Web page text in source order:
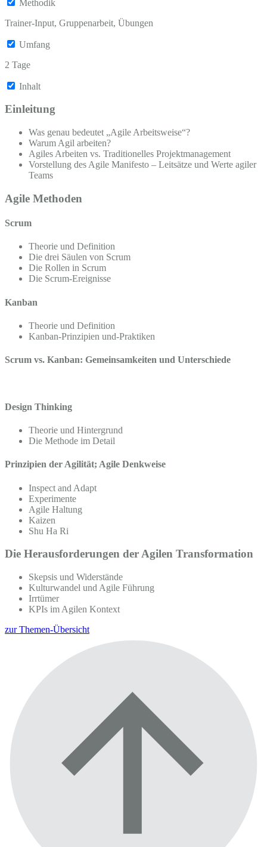
Methodik
Trainer-Input, Gruppenarbeit, Übungen
Umfang
2 Tage
Inhalt
Einleitung
Was genau bedeutet „Agile Arbeitsweise“?
Warum Agil arbeiten?
Agiles Arbeiten vs. Traditionelles Projektmanagement
Vorstellung des Agile Manifesto – Leitsätze und Werte agiler
Teams
Agile Methoden
Scrum
Theorie und Definition
Die drei Säulen von Scrum
Die Rollen in Scrum
Die Scrum-Ereignisse
Kanban
Theorie und Definition
Kanban-Prinzipien und-Praktiken
Scrum vs. Kanban: Gemeinsamkeiten und Unterschiede
Design Thinking
Theorie und Hintergrund
Die Methode im Detail
Prinzipien der Agilität; Agile Denkweise
Inspect and Adapt
Experimente
Agile Haltung
Kaizen
Shu Ha Ri
Die Herausforderungen der Agilen Transformation
Skepsis und Widerstände
Kulturwandel und Agile Führung
Irrtümer
KPIs im Agilen Kontext
zur Themen-Übersicht